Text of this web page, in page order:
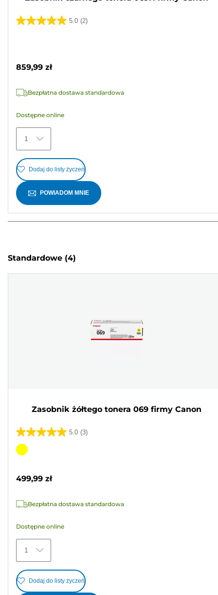
5.0 (2)
5.0
2
859,99 zł
Bezpłatna dostawa standardowa
Dostępne online
1
Dodaj do listy życzeń
POWIADOM MNIE
Standardowe (4)
Zasobnik żółtego tonera 069 firmy Canon
5.0 (3)
5.0
na
3
Wkład
499,99 zł
Bezpłatna dostawa standardowa
Dostępne online
1
Dodaj do listy życzeń